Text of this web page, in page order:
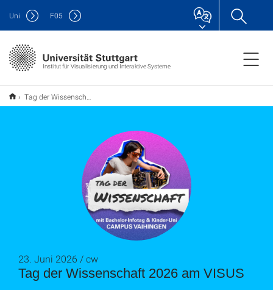
Institut für Visualisierung und Interaktive Systeme
Uni F05
Tag der Wissenschaft 2026 am VISUS
Tag der Wissenschaft 2026 am VISUS
23. Juni 2026 / cw